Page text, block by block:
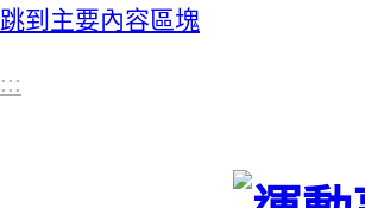
跳到主要內容區塊
:::